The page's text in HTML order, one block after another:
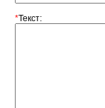
*Текст: